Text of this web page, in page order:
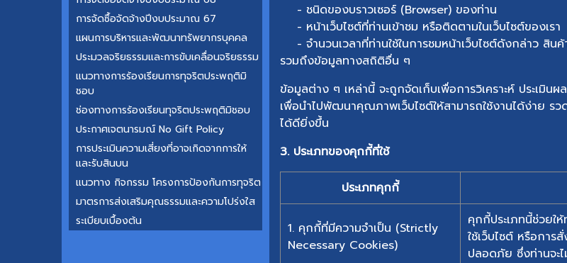
- ชนิดของบราวเซอร์ (Browser) ของท่าน
- หน้าเว็บไซต์ที่ท่านเข้าชม หรือติดตามในเว็บไซต์ของเรา
- จำนวนเวลาที่ท่านใช้ในการชมหน้าเว็บไซต์ดังกล่าว สิน
รวมถึงข้อมูลทางสถิติอื่น ๆ
ข้อมูลต่าง ๆ เหล่านี้ จะถูกจัดเก็บเพื่อการวิเคราะห์ ประเมิ
เพื่อนำไปพัฒนาคุณภาพเว็บไซต์ให้สามารถใช้งานได้ง่าย ร
ได้ดียิ่งขึ้น
3. ประเภทของคุกกี้ที่ใช้
ประเภทคุกกี้
1. คุกกี้ที่มีความจำเป็น (Strictly
Necessary Cookies)
คุกกี้ประเภทนี้ช่วยใ
ใช้เว็บไซต์ หรือการ
ปลอดภัย ซึ่งท่านจะ
การจัดซื้อจัดจ้างปีงบประมาณ 67
แผนการบริหารและพัฒนาทรัพยากรบุคคล
ประมวลจริยธรรมและการขับเคลื่อนจริยธรรม
แนวทางการร้องเรียนการทุจริตประพฤติมิ
ชอบ
ช่องทางการร้องเรียนทุจริตประพฤติมิชอบ
ประกาศเจตนารมณ์ No Gift Policy
การประเมินความเสี่ยงที่อาจเกิดจากการให้
และรับสินบน
แนวทาง กิจกรรม โครงการป้องกันการทุจริต
มาตรการส่งเสริมคุณธรรมและความโปร่งใส
ระเบียบเบื้องต้น